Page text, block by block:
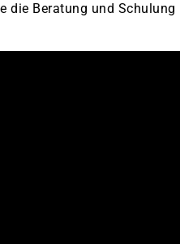
die Beratung und Schulung